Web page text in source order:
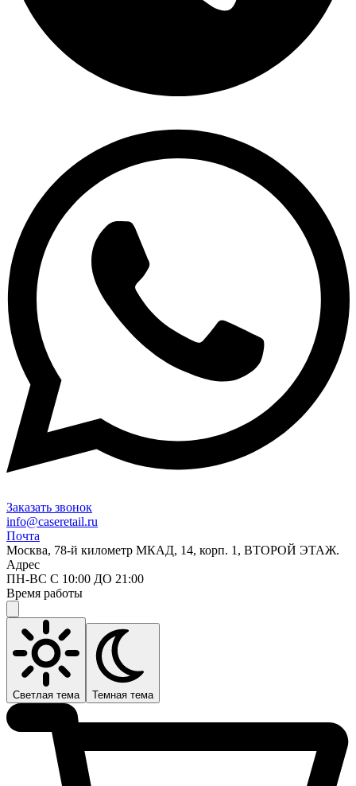
Заказать звонок
info@caseretail.ru
Почта
Москва, 78-й километр МКАД, 14, корп. 1, ВТОРОЙ ЭТАЖ.
Адрес
ПН-ВС С 10:00 ДО 21:00
Время работы
Светлая тема Темная тема